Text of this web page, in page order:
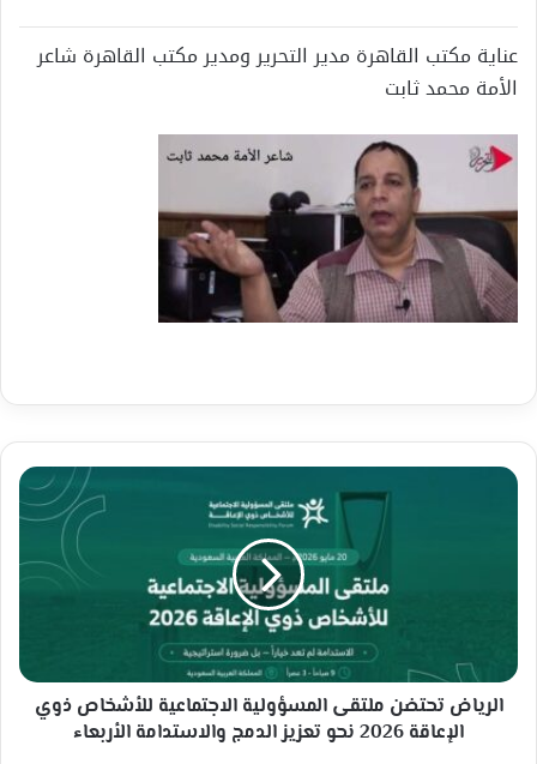
عناية مكتب القاهرة مدير التحرير ومدير مكتب القاهرة شاعر
الأمة محمد ثابت
الرياض
2026
نحوالرياض تحتضن ملتقى المسؤولية الاجتماعية للأشخاص ذوي
الإعاقة 2026 نحو تعزيز الدمج والاستدامة الأربعاء